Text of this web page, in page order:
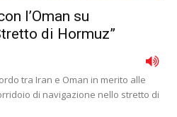
l’Oman su
di Hormuz”
tra Iran e Oman in merito alle
di navigazione nello stretto di